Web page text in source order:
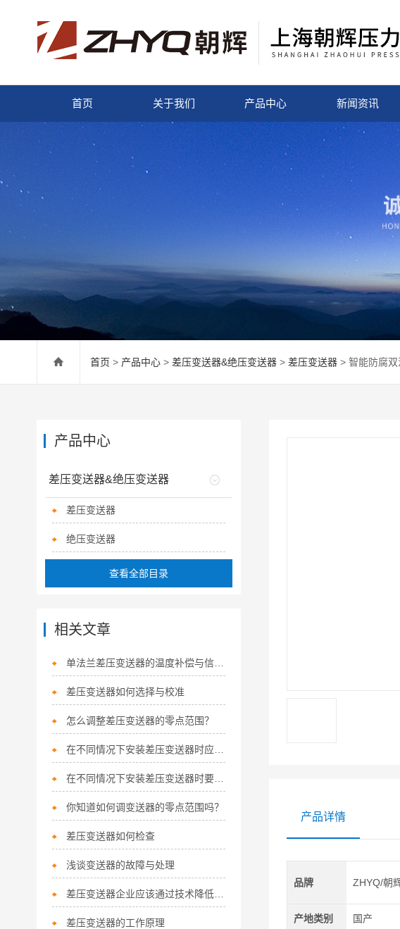
首页 关于我们 产品中心 新闻资讯
首页 > 产品中心 > 差压变送器&绝压变送器 > 差压变送器 > 智能防腐
产品详情
品牌 ZHYQ/朝
产地类别 国产
产品中心
差压变送器&绝压变送器
差压变送器
绝压变送器
查看全部目录
相关文章
单法兰差压变送器的温度补偿与信号处理技术
差压变送器如何选择与校准
怎么调整差压变送器的零点范围？
在不同情况下安装差压变送器时应注意的事项
在不同情况下安装差压变送器时要注意的问题
你知道如何调变送器的零点范围吗？
差压变送器如何检查
浅谈变送器的故障与处理
差压变送器企业应该通过技术降低成本而不是质量
差压变送器的工作原理